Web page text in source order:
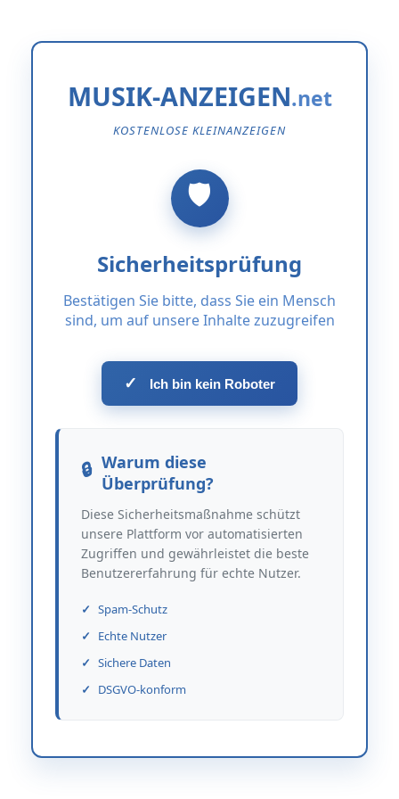
MUSIK-ANZEIGEN
KOSTENLOSE KLEINANZEIGEN
Sicherheitsprüfung
Bestätigen Sie bitte, dass Sie ein Mensch
sind, um auf unsere Inhalte zuzugreifen
✓ Ich bin kein Roboter
Warum diese
Überprüfung?
Diese Sicherheitsmaßnahme schützt
unsere Plattform vor automatisierten
Zugriffen und gewährleistet die beste
Benutzererfahrung für echte Nutzer.
Spam-Schutz
Echte Nutzer
Sichere Daten
DSGVO-konform